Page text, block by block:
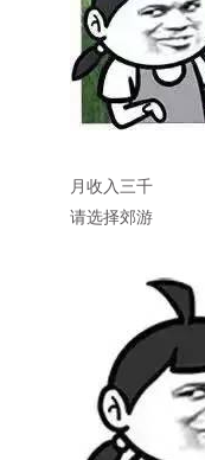
月收入三千
请选择郊游